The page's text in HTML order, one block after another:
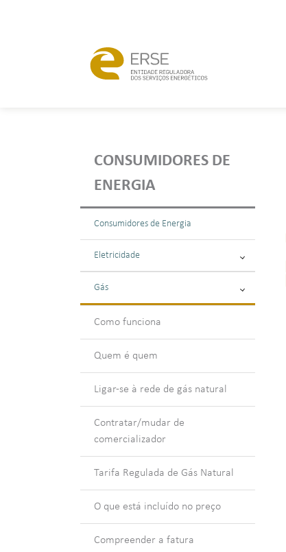
CONSUMIDORES DE
ENERGIA
Consumidores de Energia
Eletricidade
Gás
Como funciona
Quem é quem
Ligar-se à rede de gás natural
Contratar/mudar de
comercializador
Tarifa Regulada de Gás Natural
O que está incluído no preço
Compreender a fatura